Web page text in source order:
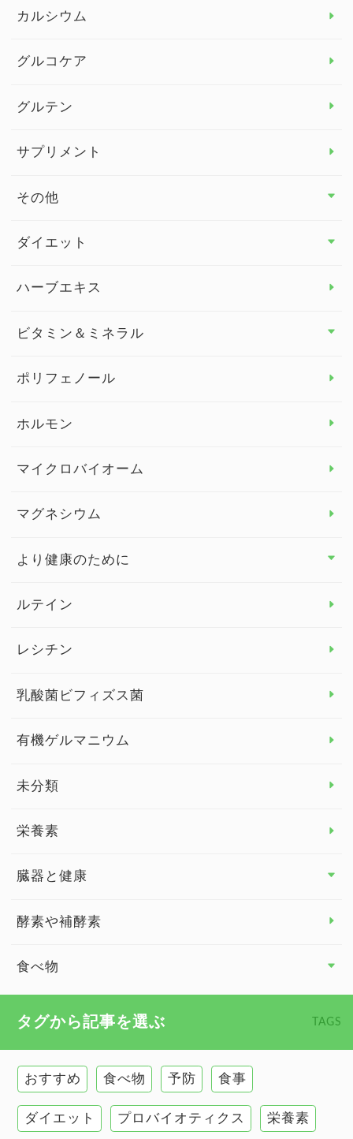
カルシウム
グルコケア
グルテン
サプリメント
その他
その他 トップ
健康セミナー
ダイエット
ダイエット トップ
ハーブエキス
ビタミン＆ミネラル
ビタミン＆ミネラル トップ
ビタミンE
ポリフェノール
ホルモン
マイクロバイオーム
マグネシウム
より健康のために
より健康のために トップ
眼の健康
睡眠
ルテイン
レシチン
乳酸菌ビフィズス菌
有機ゲルマニウム
未分類
栄養素
臓器と健康
臓器と健康 トップ
慢性疲労
甲状腺
肌
酵素や補酵素
食べ物
タグから記事を選ぶ TAGS
おすすめ 食べ物 予防 食事
ダイエット プロバイオティクス 栄養素